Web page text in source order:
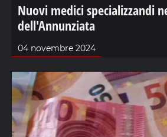
Nuovi medici specializzandi
dell'Annunziata
04 novembre 2024